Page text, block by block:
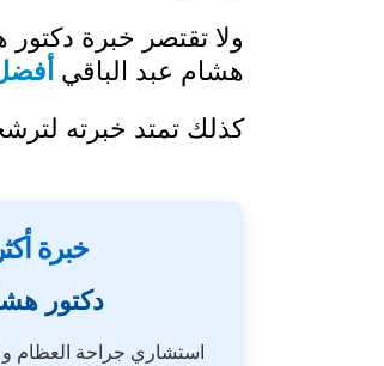
ولا تقتصر خبرة
هشام عبد الباقي
كذلك تمتد خبرته
خبرة أكثر
دكتور
استشاري جراحة